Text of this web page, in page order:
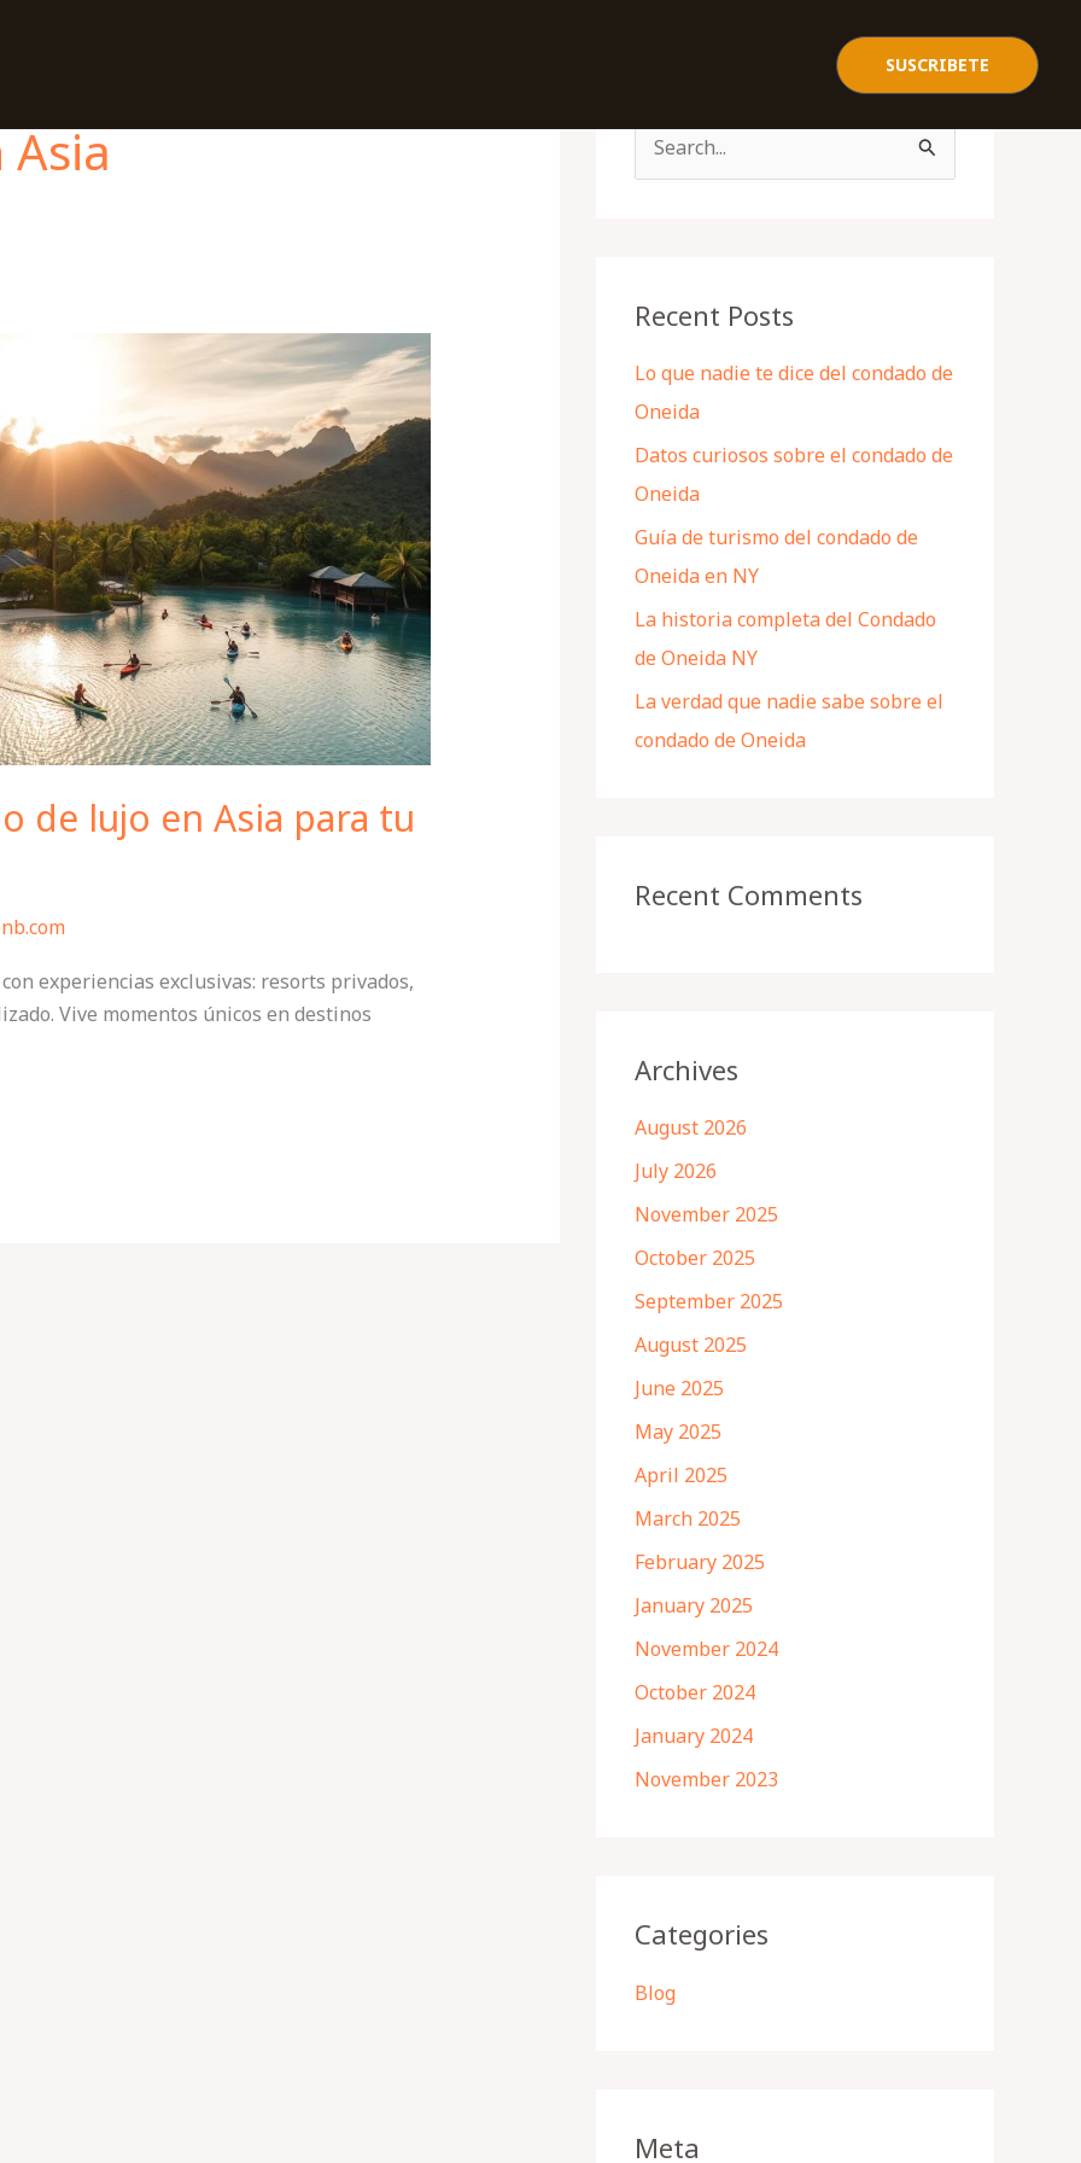
SUSCRIBETE
Asia
de lujo en Asia para tu
experiencias exclusivas: resorts privados,
Vive momentos únicos en destinos
c
f
o
r
:
Recent Posts
Lo que nadie te dice del condado de
Oneida
Datos curiosos sobre el condado de
Oneida
Guía de turismo del condado de
Oneida en NY
La historia completa del Condado
de Oneida NY
La verdad que nadie sabe sobre el
condado de Oneida
Recent Comments
Archives
August 2026
July 2026
November 2025
October 2025
September 2025
August 2025
June 2025
May 2025
April 2025
March 2025
February 2025
January 2025
November 2024
October 2024
January 2024
November 2023
Categories
Blog
Meta